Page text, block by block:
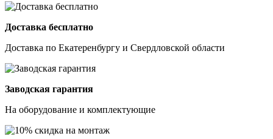
Доставка бесплатно
Доставка по Екатеренбургу и Свердловской области
Заводская гарантия
На оборудование и комплектующие